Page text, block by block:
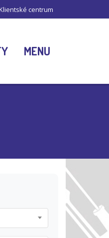
centrum
MENU